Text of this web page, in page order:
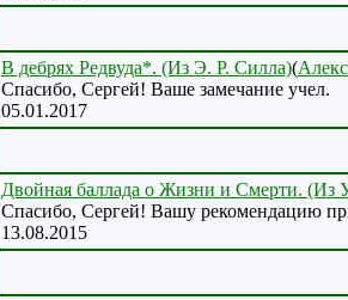
В дебрях Редвуда*. (Из Э. Р. Силла)(
Спасибо, Сергей! Ваше замечание учел.
05.01.2017
Двойная баллада о Жизни и Смерти. (Из
Спасибо, Сергей! Вашу рекомендацию
13.08.2015